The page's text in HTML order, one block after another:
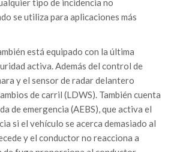
tipo de incidencia no
se utiliza para aplicaciones más
está equipado con la última
activa. Además del control de
y el sensor de radar delantero
de carril (LDWS). También cuenta
de emergencia (AEBS), que activa el
si el vehículo se acerca demasiado al
y el conductor no reacciona a